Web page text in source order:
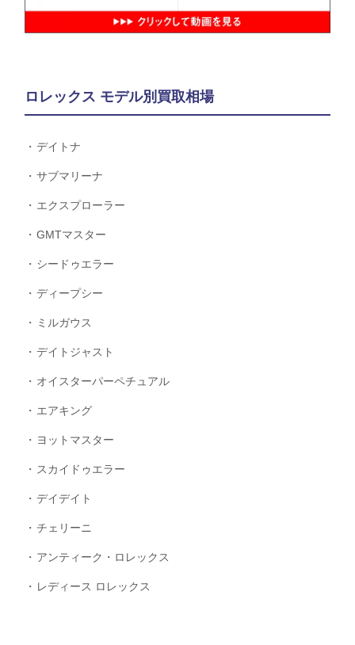
ロレックス モデル別買取相場
デイトナ
サブマリーナ
エクスプローラー
GMTマスター
シードゥエラー
ディープシー
ミルガウス
デイトジャスト
オイスターパーペチュアル
エアキング
ヨットマスター
スカイドゥエラー
デイデイト
チェリーニ
アンティーク・ロレックス
レディース ロレックス